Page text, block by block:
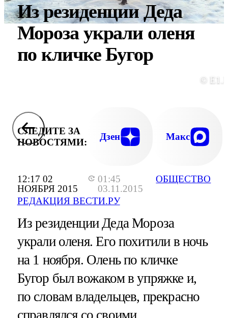
12:17 02
НОЯБРЯ 2015
01:45
03.11.2015
РЕДАКЦИЯ ВЕСТИ.РУ
ОБЩЕСТВО
Из резиденции Деда
Мороза украли оленя
по кличке Бугор
©
СЛЕДИТЕ ЗА
НОВОСТЯМИ:
Дзен Макс
Из резиденции Деда Мороза
украли оленя. Его похитили в ночь
на 1 ноября. Олень по кличке
Бугор был вожаком в упряжке и,
по словам владельцев, прекрасно